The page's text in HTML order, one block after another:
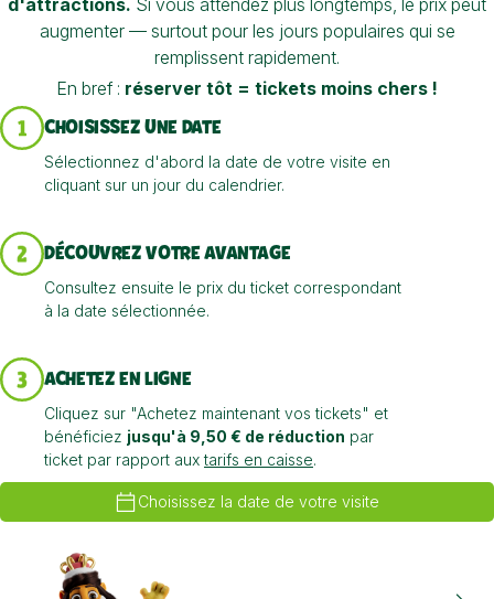
d'attractions. Si vous attendez plus longtemps, le prix peut
augmenter — surtout pour les jours populaires qui se
remplissent rapidement.
En bref : réserver tôt = tickets moins chers !
CHOISISSEZ UNE DATE
Sélectionnez d'abord la date de votre visite en
cliquant sur un jour du calendrier.
DÉCOUVREZ VOTRE AVANTAGE
Consultez ensuite le prix du ticket correspondant
à la date sélectionnée.
ACHETEZ EN LIGNE
Cliquez sur "Achetez maintenant vos tickets" et
bénéficiez jusqu'à 9,50 € de réduction par
ticket par rapport auxtarifs en caisse.
Choisissez la date de votre visite